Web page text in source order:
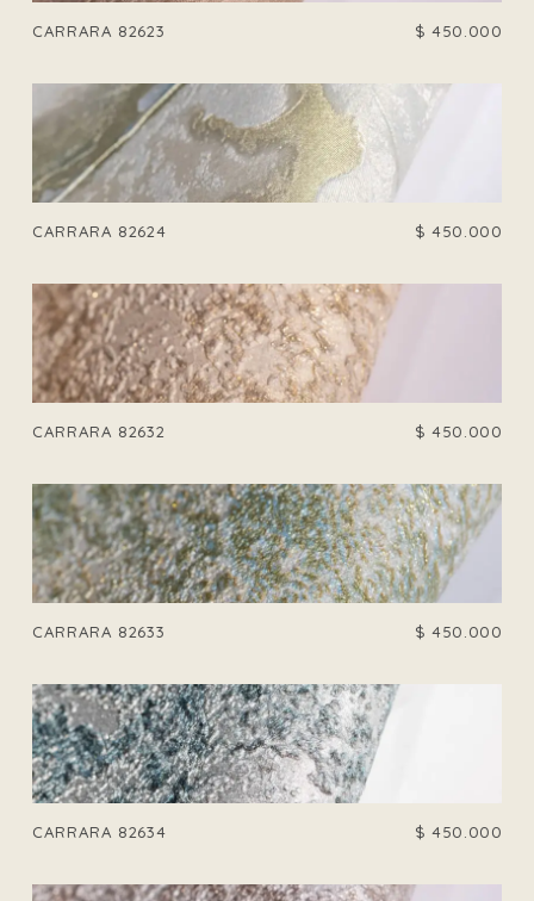
CARRARA 82623 $ 450.000
CARRARA 82624 $ 450.000
CARRARA 82632 $ 450.000
CARRARA 82633 $ 450.000
CARRARA 82634 $ 450.000